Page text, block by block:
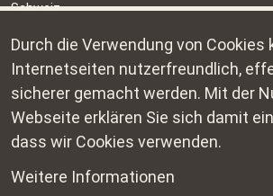
Schweiz
Kontakt
Impressum
Durch die Verwendung von Cookies
Internetseiten nutzerfreundlich,
sicherer gemacht werden. Mit der
Webseite erklären Sie sich damit
dass wir Cookies verwenden.
Weitere Informationen